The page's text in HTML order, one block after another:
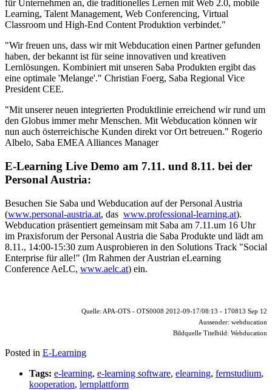
für Unternehmen an, die traditionelles Lernen mit Web 2.0, mobile
Learning, Talent Management, Web Conferencing, Virtual
Classroom und High-End Content Produktion verbindet."
"Wir freuen uns, dass wir mit Webducation einen Partner gefunden
haben, der bekannt ist für seine innovativen und kreativen
Lernlösungen. Kombiniert mit unseren Saba Produkten ergibt das
eine optimale 'Melange'." Christian Foerg, Saba Regional Vice
President CEE.
"Mit unserer neuen integrierten Produktlinie erreichend wir rund um
den Globus immer mehr Menschen. Mit Webducation können wir
nun auch österreichische Kunden direkt vor Ort betreuen." Rogerio
Albelo, Saba EMEA Alliances Manager
E-Learning Live Demo am 7.11. und 8.11. bei der
Personal Austria:
Besuchen Sie Saba und Webducation auf der Personal Austria
(www.personal-austria.at, das www.professional-learning.at).
Webducation präsentiert gemeinsam mit Saba am 7.11.um 16 Uhr
im Praxisforum der Personal Austria die Saba Produkte und lädt am
8.11., 14:00-15:30 zum Ausprobieren in den Solutions Track "Social
Enterprise für alle!" (Im Rahmen der Austrian eLearning
Conference AeLC, www.aelc.at) ein.
Quelle: APA-OTS - OTS0008 2012-09-17/08:13 - 170813 Sep 12
Aussender: webducation
Bildquelle Titelbild: Webducation
Posted in E-Learning
Tags: e-learning, e-learning software, elearning, fernstudium,
kooperation, lernplattform